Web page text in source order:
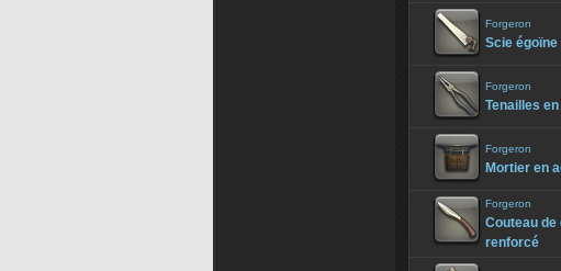
Forgeron
Scie égoïne
Forgeron
Tenailles
Forgeron
Mortier en
Forgeron
Couteau
renforcé